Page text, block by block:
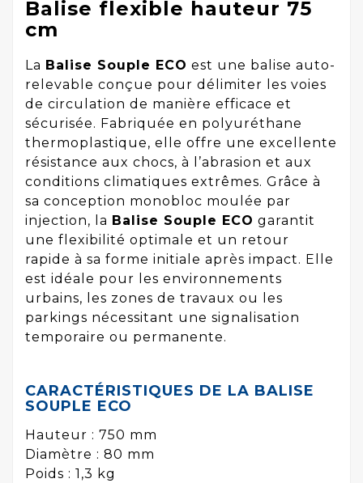
Balise flexible hauteur 75
cm
La Balise Souple ECO est une balise auto-
relevable conçue pour délimiter les voies
de circulation de manière efficace et
sécurisée. Fabriquée en polyuréthane
thermoplastique, elle offre une excellente
résistance aux chocs, à l’abrasion et aux
conditions climatiques extrêmes. Grâce à
sa conception monobloc moulée par
injection, la Balise Souple ECO garantit
une flexibilité optimale et un retour
rapide à sa forme initiale après impact. Elle
est idéale pour les environnements
urbains, les zones de travaux ou les
parkings nécessitant une signalisation
temporaire ou permanente.
CARACTÉRISTIQUES DE LA BALISE
SOUPLE ECO
Hauteur : 750 mm
Diamètre : 80 mm
Poids : 1,3 kg